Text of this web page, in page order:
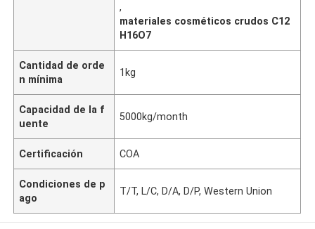
,
materiales cosméticos crudos C12
H16O7
Cantidad de orde
n mínima
1kg
Capacidad de la f
uente
5000kg/month
Certificación COA
Condiciones de p
ago
T/T, L/C, D/A, D/P, Western Union